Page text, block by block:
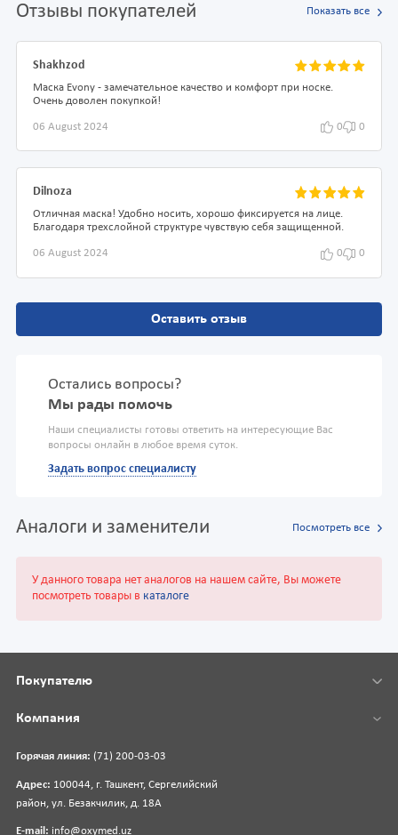
Отзывы покупателей Показать все
Shakhzod
Маска Evony - замечательное качество и комфорт при носке.
Очень доволен покупкой!
06 August 2024 0 0
Dilnoza
Отличная маска! Удобно носить, хорошо фиксируется на лице.
Благодаря трехслойной структуре чувствую себя защищенной.
06 August 2024 0 0
Оставить отзыв
Остались вопросы?
Мы рады помочь
Наши специалисты готовы ответить на интересующие Вас
вопросы онлайн в любое время суток.
Задать вопрос специалисту
Аналоги и заменители Посмотреть все
У данного товара нет аналогов на нашем сайте, Вы можете
посмотреть товары в каталоге
Горячая линия: (71) 200-03-03
Адрес: 100044, г. Ташкент, Сергелийский
район, ул. Безакчилик, д. 18А
E-mail: info@oxymed.uz
Покупателю
Компания